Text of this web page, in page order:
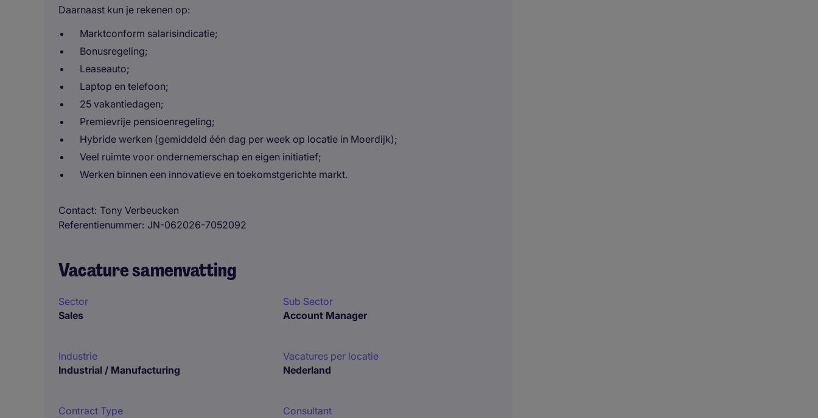
Daarnaast kun je rekenen op:
Marktconform salarisindicatie;
Bonusregeling;
Leaseauto;
Laptop en telefoon;
25 vakantiedagen;
Premievrije pensioenregeling;
Hybride werken (gemiddeld één dag per week op locatie in Moerdijk);
Veel ruimte voor ondernemerschap en eigen initiatief;
Werken binnen een innovatieve en toekomstgerichte markt.
Contact Tony Verbeucken
Referentienummer JN-062026-7052092
Vacature samenvatting
Sector
Sales
Sub Sector
Account Manager
Industrie
Industrial / Manufacturing
Vacatures per locatie
Nederland
Contract Type
Consultant